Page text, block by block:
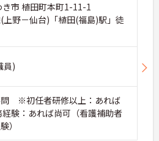
で、収入アップを目指
早朝・夜間帯の勤務に
実な収入増が期待できま
算手当や年2回の賞与
軟で働きやすい体制が
き市 植田町本町1-11-1
上野－仙台)「植田(福島)駅」徒
員)
※初任者研修以上：あれば
験：あれば尚可（看護補助者
）